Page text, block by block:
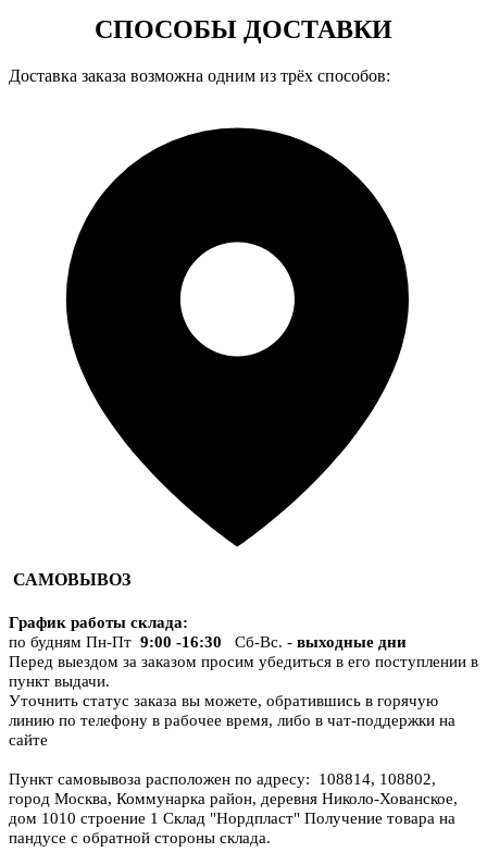
СПОСОБЫ ДОСТАВКИ
Доставка заказа возможна одним из трёх способов:
САМОВЫВОЗ
График работы склада:
по будням Пн-Пт 9:00 -16:30 Сб-Вс. - выходные дни
Перед выездом за заказом просим убедиться в его поступлении в
пункт выдачи.
Уточнить статус заказа вы можете, обратившись в горячую
линию по телефону в рабочее время, либо в чат-поддержки на
сайте
Пункт самовывоза расположен по адресу: 108814, 108802,
город Москва, Коммунарка район, деревня Николо-Хованское,
дом 1010 строение 1 Склад "Нордпласт" Получение товара на
пандусе с обратной стороны склада.